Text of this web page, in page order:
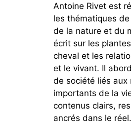
Antoine Rivet est
les thématiques de
de la nature et du
écrit sur les
cheval et les
et le vivant. Il
de société liés aux
importants de la
contenus clairs,
ancrés dans le réel.